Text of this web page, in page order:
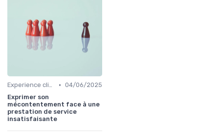
Experience client • 04/06/2025
Exprimer son
mécontentement face à une
prestation de service
insatisfaisante